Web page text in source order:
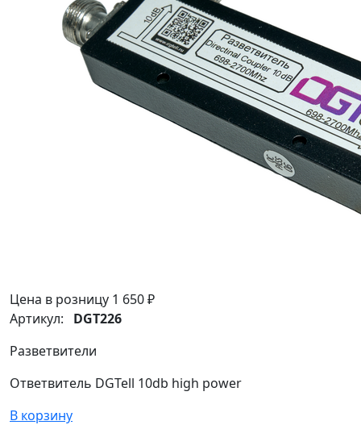
Цена в розницу 1 650 ₽
Артикул: DGT226
Разветвители
Ответвитель DGTell 10db high power
В корзину